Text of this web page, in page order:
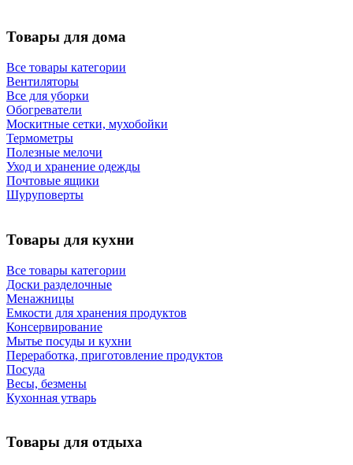
Товары для дома
Все товары категории
Вентиляторы
Все для уборки
Обогреватели
Москитные сетки, мухобойки
Термометры
Полезные мелочи
Уход и хранение одежды
Почтовые ящики
Шуруповерты
Товары для кухни
Все товары категории
Доски разделочные
Менажницы
Емкости для хранения продуктов
Консервирование
Мытье посуды и кухни
Переработка, приготовление продуктов
Посуда
Весы, безмены
Кухонная утварь
Товары для отдыха